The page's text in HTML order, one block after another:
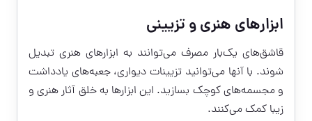
ابزارهای هنری و تزیینی
قاشق‌های یک‌بار مصرف می‌توانند به ابزارهای هنری تبدیل
شوند. با آنها می‌توانید تزیینات دیواری، جعبه‌های یادداشت
و مجسمه‌های کوچک بسازید. این ابزارها به خلق آثار هنری و
زیبا کمک می‌کنند.